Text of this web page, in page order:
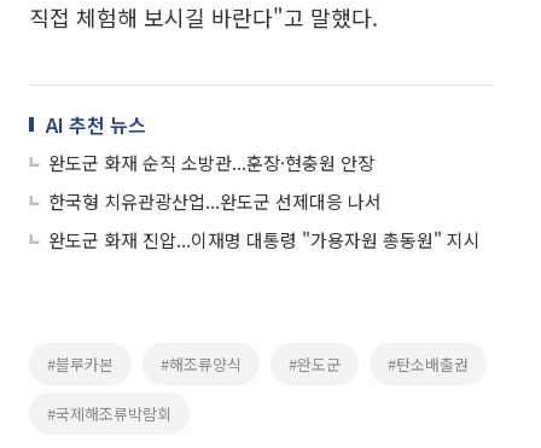
직접 체험해 보시길 바란다"고 말했다.
AI 추천 뉴스
완도군 화재 순직 소방관...훈장·현충원 안장
한국형 치유관광산업...완도군 선제대응 나서
완도군 화재 진압...이재명 대통령 "가용자원 총동원" 지시
#블루카본 #해조류양식 #완도군 #탄소배출권
#국제해조류박람회